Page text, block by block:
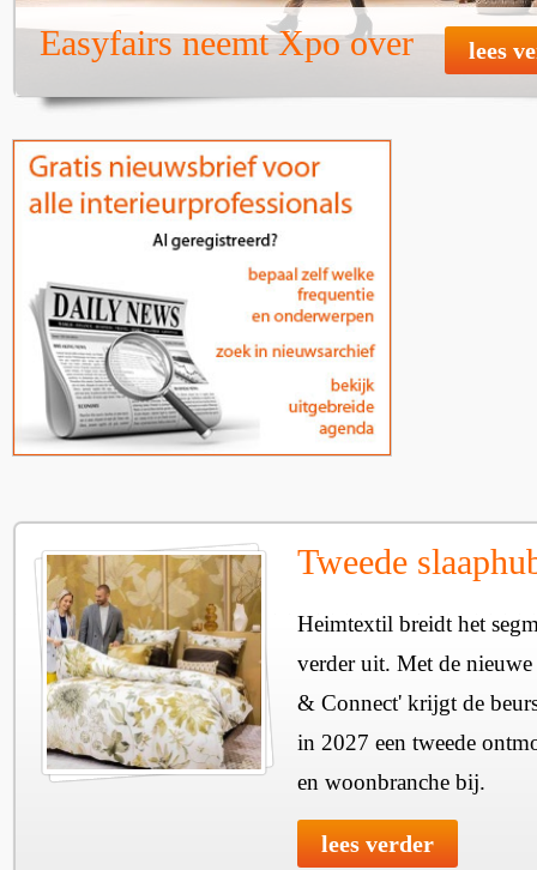
Easyfairs neemt Xpo over lees
Tweede
Heimtextil breidt het
verder uit. Met de
& Connect' krijgt de
in 2027 een tweede
en woonbranche bij.
lees verder